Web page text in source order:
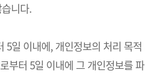
니다.
일 이내에, 개인정보의 처리 목
부터 5일 이내에 그 개인정보를